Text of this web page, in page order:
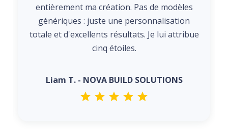
entièrement ma création. Pas de modèles
génériques : juste une personnalisation
totale et d'excellents résultats. Je lui attribue
cinq étoiles.
Liam T. - NOVA BUILD SOLUTIONS